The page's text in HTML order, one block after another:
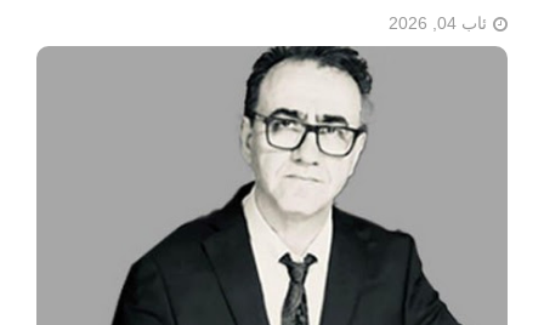
ئاب 04, 2026